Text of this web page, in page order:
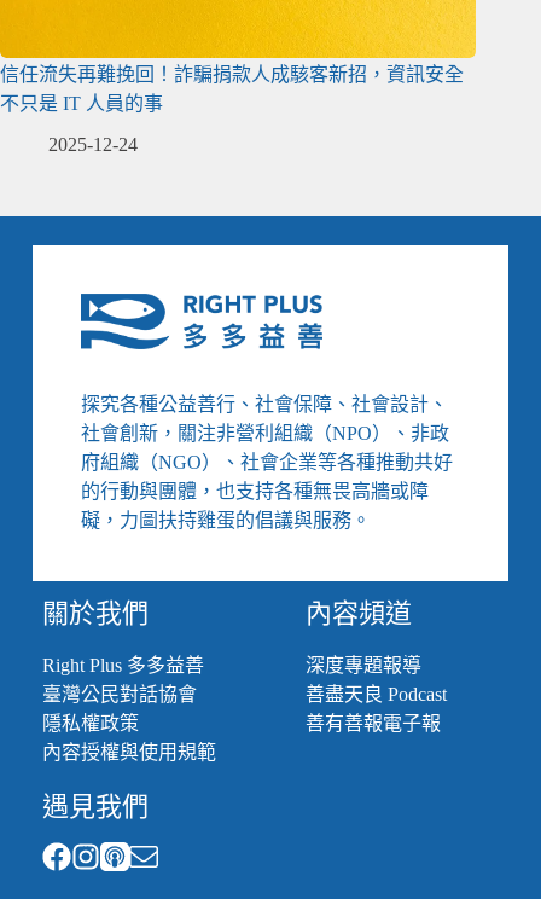
信任流失再難挽回！詐騙捐款人成駭客新招，資訊安全
不只是 IT 人員的事
2025-12-24
探究各種公益善行、社會保障、社會設計、
社會創新，關注非營利組織（NPO）、非政
府組織（NGO）、社會企業等各種推動共好
的行動與團體，也支持各種無畏高牆或障
礙，力圖扶持雞蛋的倡議與服務。
關於我們
Right Plus 多多益善
臺灣公民對話協會
隱私權政策
內容授權與使用規範
內容頻道
深度專題報導
善盡天良 Podcast
善有善報電子報
遇見我們